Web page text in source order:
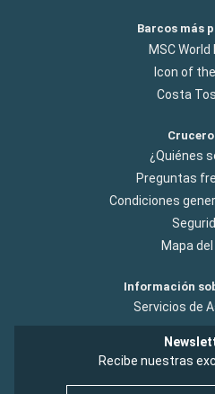
Barcos más
MSC World
Icon of
Costa
¿Quiénes
Preguntas
Condiciones
Mapa
Información
Servicios de
Recibe nuestras